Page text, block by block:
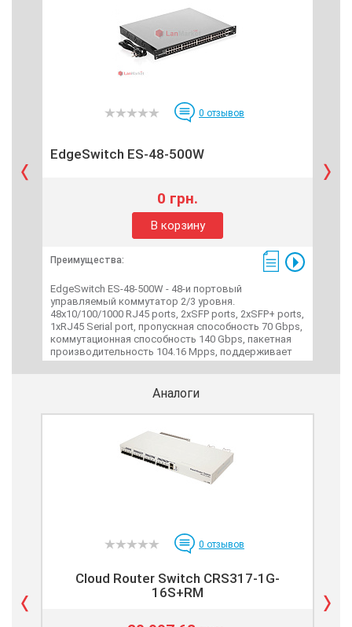
0 отзывов
EdgeSwitch ES-48-500W
0 грн.
В корзину
Преимущества:
EdgeSwitch ES-48-500W - 48-и портовый
управляемый коммутатор 2/3 уровня.
48x10/100/1000 RJ45 ports, 2xSFP ports, 2хSFP+ ports,
1xRJ45 Serial port, пропускная способность 70 Gbps,
коммутационная способность 140 Gbps, пакетная
производительность 104.16 Mpps, поддерживает
PoE+, Passive PoE. Блок питания 500W.
Аналоги
0 отзывов
Cloud Router Switch CRS317-1G-
16S+RM